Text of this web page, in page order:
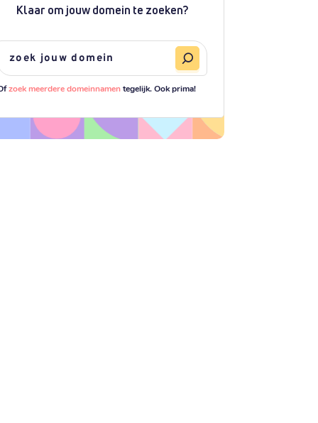
Klaar om jouw domein te zoeken?
zoek meerdere domeinnamentegelijk. Ook prima!